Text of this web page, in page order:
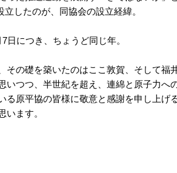
したのが、同協会の設立経緯。
日につき、ちょうど同じ年。
その礎を築いたのはここ敦賀、そして福
いつつ、半世紀を超え、連綿と原子力へ
る原平協の皆様に敬意と感謝を申し上げ
います。